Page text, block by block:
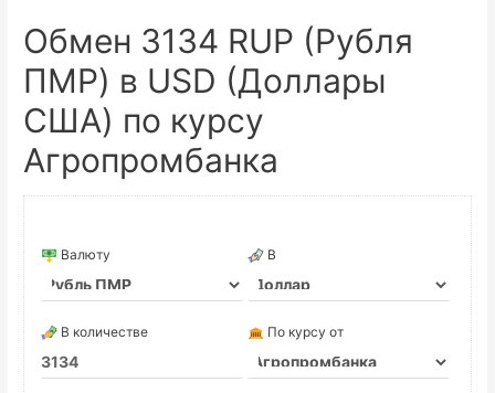
Обмен 3134 RUP (Рубля
ПМР) в USD (Доллары
США) по курсу
Агропромбанка
Валюту В
В количестве По курсу от